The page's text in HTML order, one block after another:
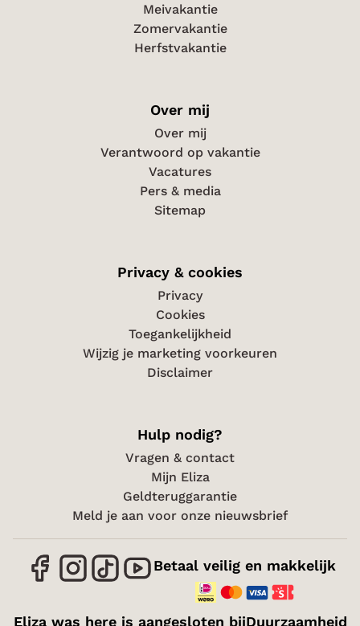
Meivakantie
Zomervakantie
Herfstvakantie
Over mij
Over mij
Verantwoord op vakantie
Vacatures
Pers & media
Sitemap
Privacy & cookies
Privacy
Cookies
Toegankelijkheid
Wijzig je marketing voorkeuren
Disclaimer
Hulp nodig?
Vragen & contact
Mijn Eliza
Geldteruggarantie
Meld je aan voor onze nieuwsbrief
Betaal veilig en makkelijk
Eliza was here is aangesloten bijDuurzaamheid